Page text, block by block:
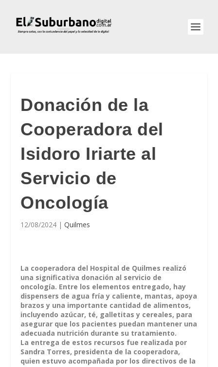
Donación de la
Cooperadora del
Isidoro Iriarte al
Servicio de
Oncología
12/08/2024 |Quilmes
La cooperadora del Hospital de Quilmes realizó
una significativa donación al servicio de
oncología. Entre los elementos entregado, hay
dispensers de agua fría y caliente, mantas, apoya
brazos y una importante cantidad de alimentos,
incluyendo azúcar, té, galletitas y cereales, para
asegurar que los pacientes puedan mantener una
adecuada nutrición durante su tratamiento.
La entrega de estos recursos fue realizada por
Sandra Torres, presidenta de la cooperadora,
quien estuvo acompañada por los directivos de la